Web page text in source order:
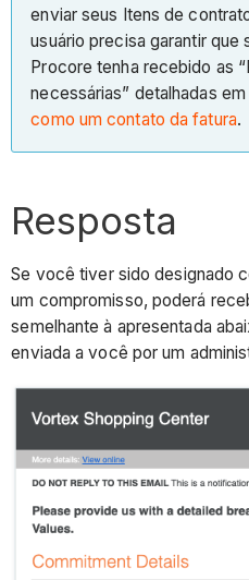
enviar seus Itens de
usuário precisa garantir que
Procore tenha recebido as
necessárias” detalhadas em
como um contato da fatura.
Resposta
Se você tiver sido designado
um compromisso, poderá
semelhante à apresentada
enviada a você por um